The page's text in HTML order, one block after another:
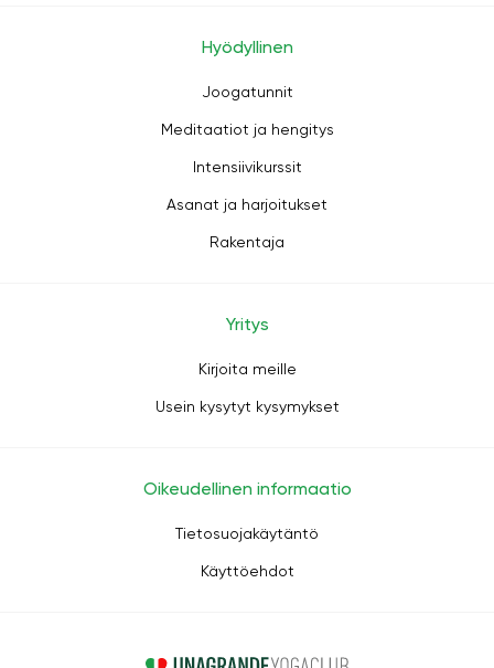
Hyödyllinen
Joogatunnit
Meditaatiot ja hengitys
Intensiivikurssit
Asanat ja harjoitukset
Rakentaja
Yritys
Kirjoita meille
Usein kysytyt kysymykset
Oikeudellinen informaatio
Tietosuojakäytäntö
Käyttöehdot